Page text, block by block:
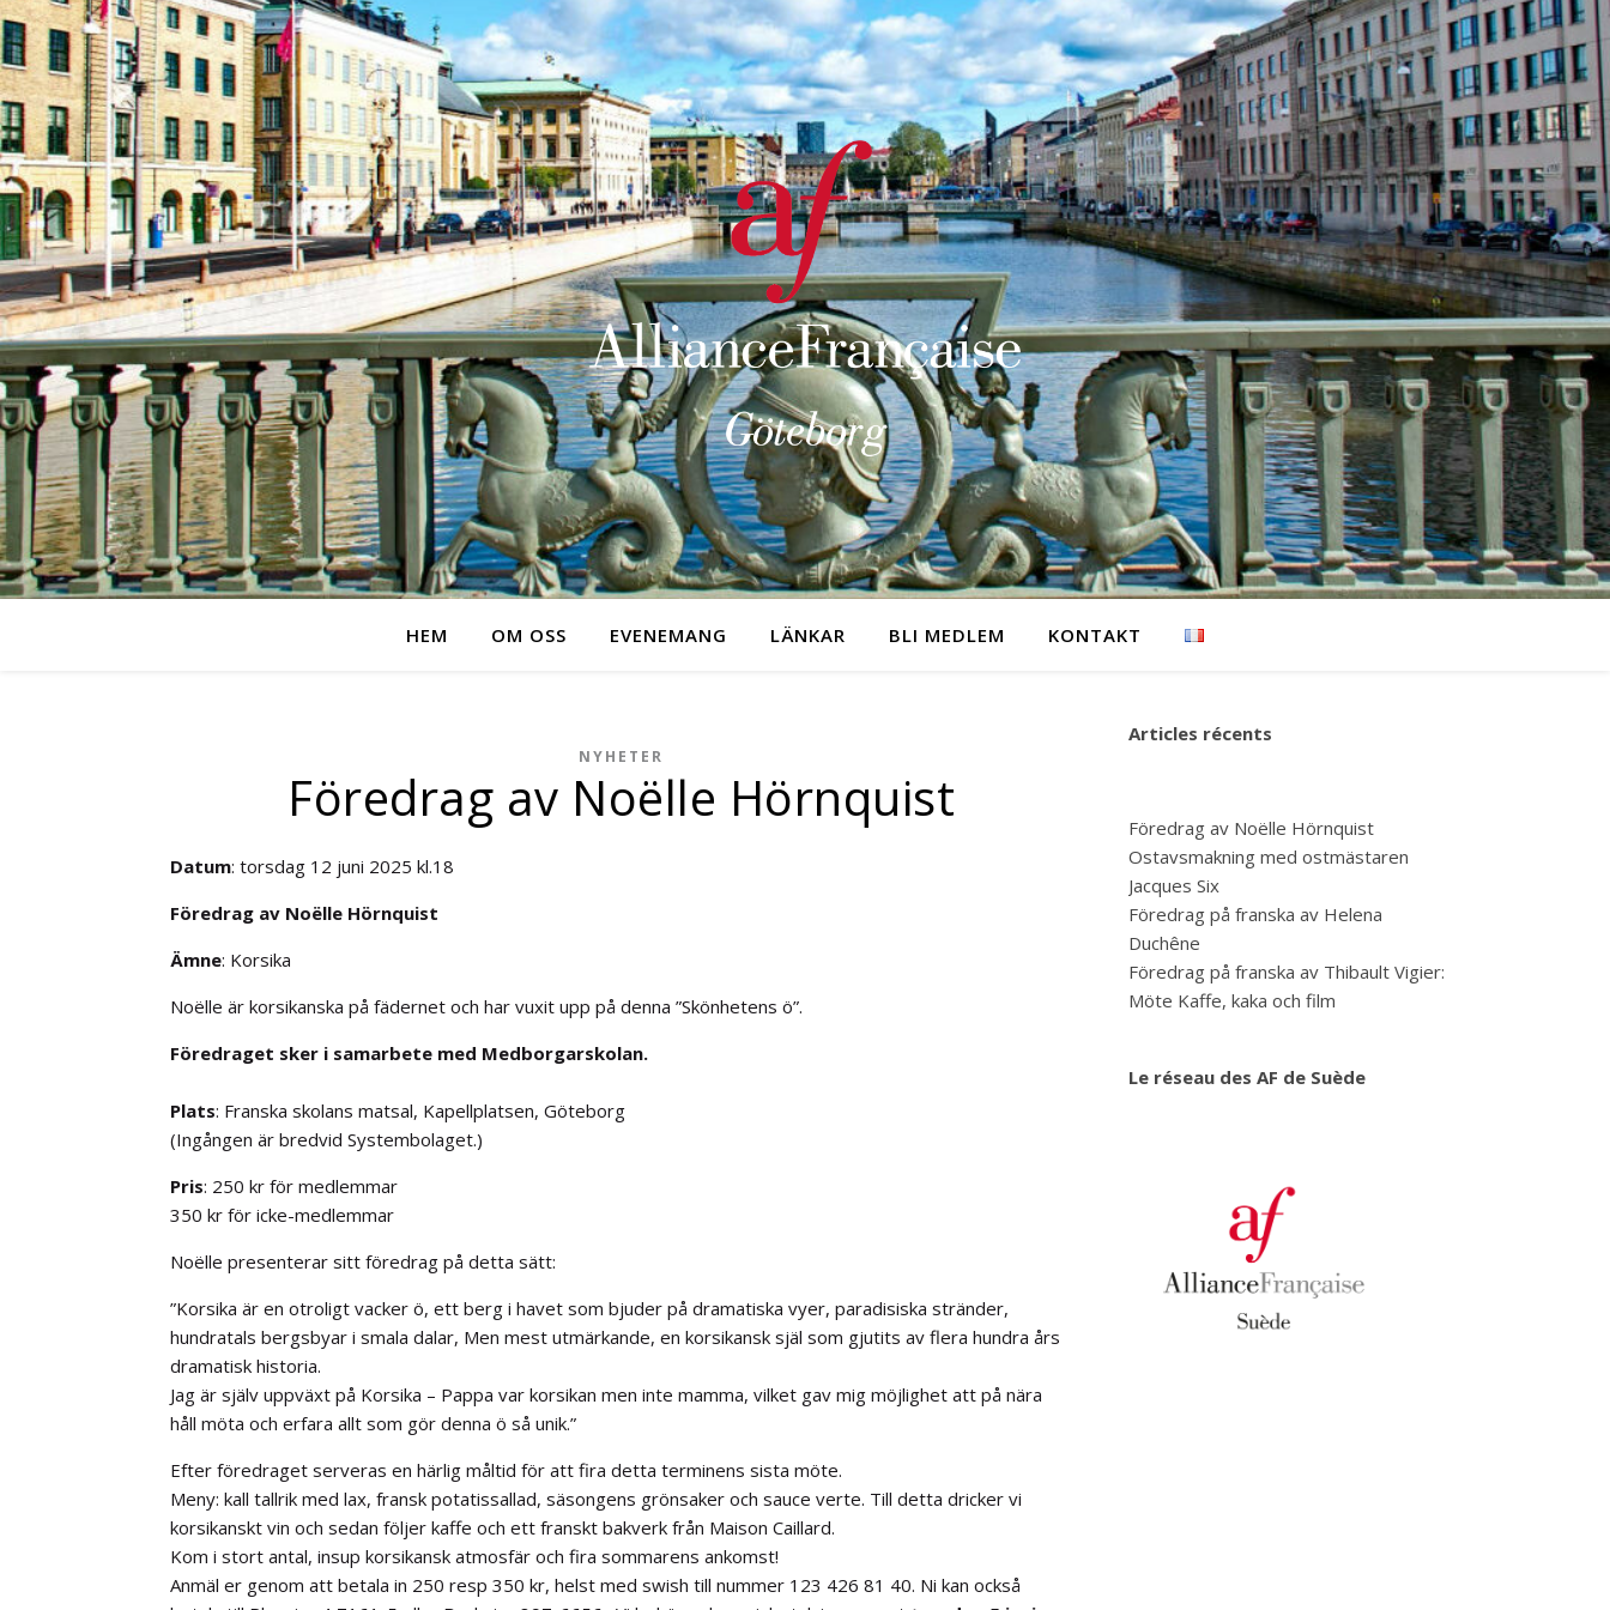
HEM OM OSS EVENEMANG LÄNKAR BLI MEDLEM KONTAKT
NYHETER
Föredrag av Noëlle Hörnquist
Datum: torsdag 12 juni 2025 kl.18
Föredrag av Noëlle Hörnquist
Ämne: Korsika
Noëlle är korsikanska på fädernet och har vuxit upp på denna ”Skönhetens ö”.
Föredraget sker i samarbete med Medborgarskolan.
Plats: Franska skolans matsal, Kapellplatsen, Göteborg
(Ingången är bredvid Systembolaget.)
Pris: 250 kr för medlemmar
350 kr för icke-medlemmar
Noëlle presenterar sitt föredrag på detta sätt:
”Korsika är en otroligt vacker ö, ett berg i havet som bjuder på dramatiska vyer, paradisiska stränder,
hundratals bergsbyar i smala dalar, Men mest utmärkande, en korsikansk själ som gjutits av flera hundra års
dramatisk historia.
Jag är själv uppväxt på Korsika – Pappa var korsikan men inte mamma, vilket gav mig möjlighet att på nära
håll möta och erfara allt som gör denna ö så unik.”
Efter föredraget serveras en härlig måltid för att fira detta terminens sista möte.
Meny: kall tallrik med lax, fransk potatissallad, säsongens grönsaker och sauce verte. Till detta dricker vi
korsikanskt vin och sedan följer kaffe och ett franskt bakverk från Maison Caillard.
Kom i stort antal, insup korsikansk atmosfär och fira sommarens ankomst!
Anmäl er genom att betala in 250 resp 350 kr, helst med swish till nummer 123 426 81 40. Ni kan också
Articles récents
Föredrag av Noëlle Hörnquist
Ostavsmakning med ostmästaren
Jacques Six
Föredrag på franska av Helena
Duchêne
Föredrag på franska av Thibault Vigier:
Möte Kaffe, kaka och film
Le réseau des AF de Suède